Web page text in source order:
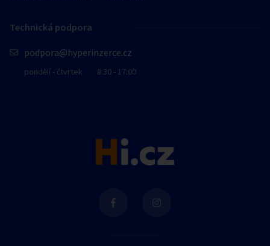
Technická podpora
podpora@hyperinzerce.cz
pondělí - čtvrtek 8:30 - 17:00